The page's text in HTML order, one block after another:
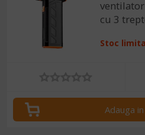
ASPIRATOARE AUTO
PRODUSE EXTERIOR AUTO
cu 3
Stoc
Adauga